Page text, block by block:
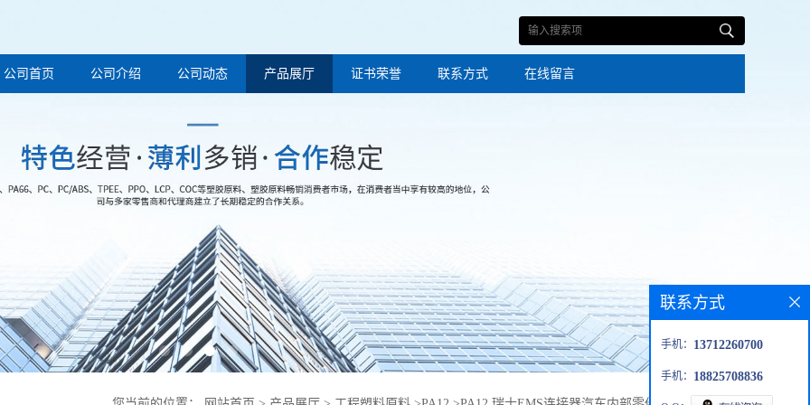
公司首页 公司介绍 公司动态 产品展厅 证书荣誉 联系方式 在线留言
联系方式
手机： 13712260700
手机： 18825708836